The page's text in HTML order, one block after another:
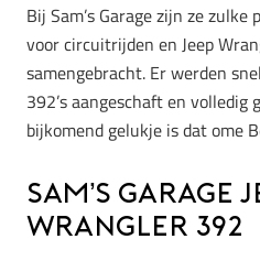
Bij Sam’s Garage zijn ze
voor circuitrijden en Jeep
samengebracht. Er werden
392’s aangeschaft en volledig
bijkomend gelukje is dat ome
Sam’s Garage
Wrangler 392